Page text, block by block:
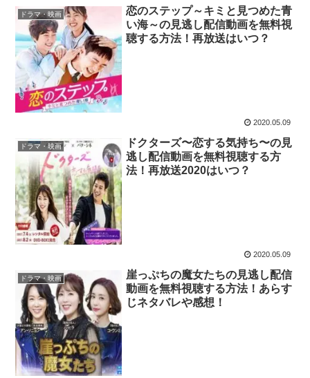
ドラマ・映画
恋のステップ～キミと見つめた青
い海～の見逃し配信動画を無料視
聴する方法！再放送はいつ？
2020.05.09
ドラマ・映画
ドクターズ〜恋する気持ち〜の見
逃し配信動画を無料視聴する方
法！再放送2020はいつ？
2020.05.09
ドラマ・映画
崖っぷちの魔女たちの見逃し配信
動画を無料視聴する方法！あらす
じネタバレや感想！